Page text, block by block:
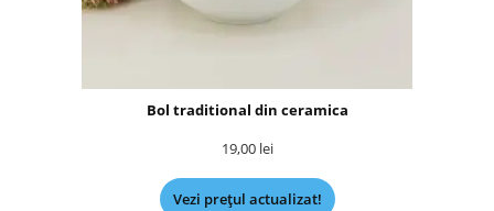
Bol traditional din ceramica
19,00 lei
Vezi prețul actualizat!